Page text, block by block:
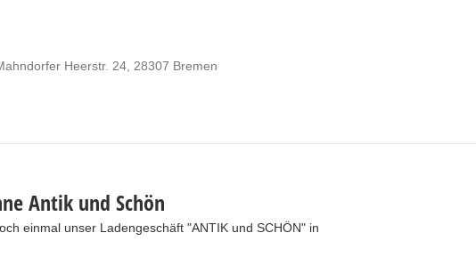
Heerstr. 24, 28307 Bremen
Antik und Schön
einmal unser Ladengeschäft "ANTIK und SCHÖN" in